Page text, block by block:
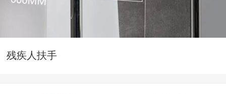
残疾人扶手